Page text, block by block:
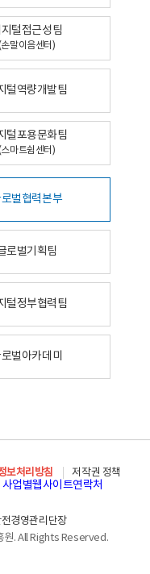
털접근성팀
말이음센터)
털역량개발팀
털포용문화팀
마트쉼센터)
벌협력본부
로벌기획팀
털정부협력팀
벌아카데미
보처리방침
저작권 정책
사업별웹사이트연락처
경영관리단장
원. All Rights Reserved.